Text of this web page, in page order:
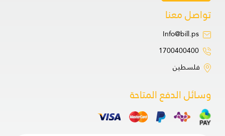
تواصل معنا
Info@bill.ps
1700400400
فلسطين
وسائل الدفع المتاحة